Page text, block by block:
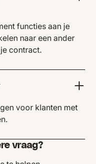
functies aan je
naar een ander
contract.
voor klanten met
vraag?